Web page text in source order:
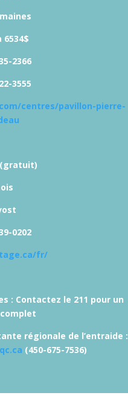
6534$
2366
3555
centres/pavillon-pierre-
0202
fr/
: Contactez le 211 pour un
régionale de l’entraide :
(450-675-7536)